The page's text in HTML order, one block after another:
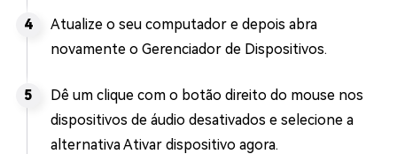
Atualize o seu computador e depois abra
novamente o Gerenciador de Dispositivos.
Dê um clique com o botão direito do mouse nos
dispositivos de áudio desativados e selecione a
alternativa Ativar dispositivo agora.